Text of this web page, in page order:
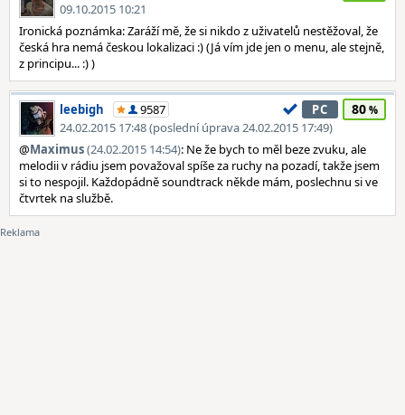
09.10.2015 10:21
Ironická poznámka: Zaráží mě, že si nikdo z uživatelů nestěžoval, že
česká hra nemá českou lokalizaci :) (Já vím jde jen o menu, ale stejně,
z principu... :) )
leebigh
9587
24.02.2015 17:48 (poslední úprava 24.02.2015 17:49)
PC 80
@Maximus(24.02.2015 14:54): Ne že bych to měl beze zvuku, ale
melodii v rádiu jsem považoval spíše za ruchy na pozadí, takže jsem
si to nespojil. Každopádně soundtrack někde mám, poslechnu si ve
čtvrtek na službě.